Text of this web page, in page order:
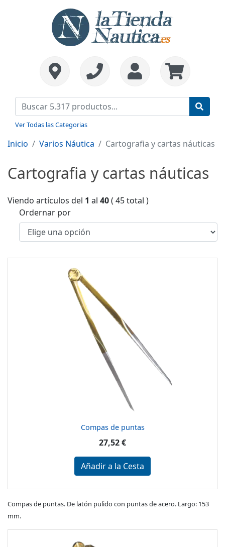
Ver Todas las Categorias
Inicio Varios Náutica Cartografia y cartas náuticas
Cartografia y cartas náuticas
Viendo artículos del 1 al 40( 45 total )
Ordernar por
Compas de puntas
27,52 €
Añadir a la Cesta
Compas de puntas. De latón pulido con puntas de acero. Largo: 153
mm.